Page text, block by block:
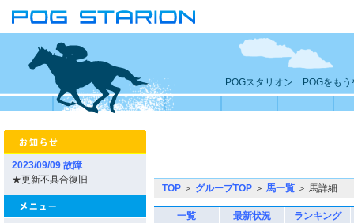
POGスタリオン POGをもう
2023/09/09 故障
★更新不具合復旧
TOP ＞ グループTOP ＞ 馬一覧 ＞ 馬詳細
一覧 最新状況 ランキング